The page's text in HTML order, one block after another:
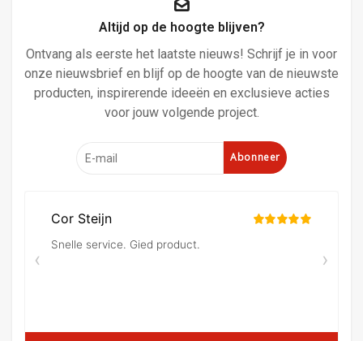
Altijd op de hoogte blijven?
Ontvang als eerste het laatste nieuws! Schrijf je in voor
onze nieuwsbrief en blijf op de hoogte van de nieuwste
producten, inspirerende ideeën en exclusieve acties
voor jouw volgende project.
Abonneer